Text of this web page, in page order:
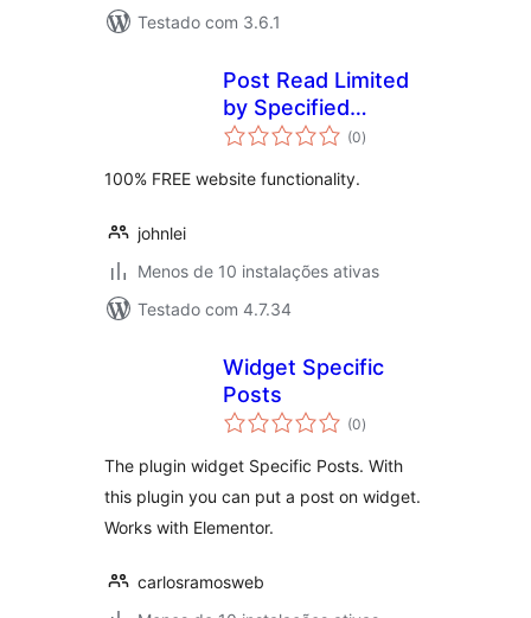
Testado com 3.6.1
Post Read Limited
by Specified
Category
(0avaliações
totais
)
100% FREE website functionality.
johnlei
Menos de 10 instalações ativas
Testado com 4.7.34
Widget Specific
Posts
(0avaliações
totais
)
The plugin widget Specific Posts. With
this plugin you can put a post on widget.
Works with Elementor.
carlosramosweb